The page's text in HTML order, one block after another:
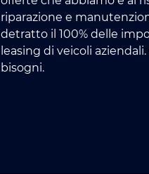
riparazione e
detratto il 100% delle
leasing di veicoli
bisogni.